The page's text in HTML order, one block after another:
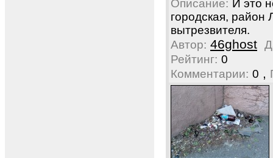
Описание: И это
городская, район
вытрезвителя.
Автор: 46ghost
Рейтинг: 0
Комментарии: 0 ,